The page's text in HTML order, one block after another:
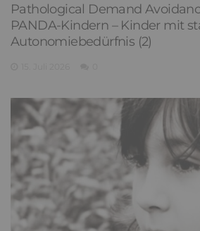
Pathological Demand
PANDA-Kindern – Kinder mit
Autonomiebedürfnis (2)